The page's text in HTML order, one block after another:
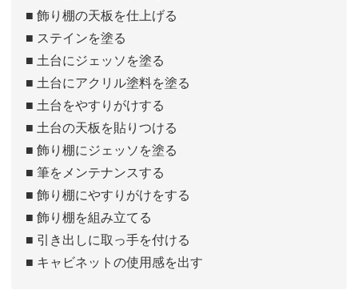
■ 飾り棚の天板を仕上げる
■ ステインを塗る
■ 土台にジェッソを塗る
■ 土台にアクリル塗料を塗る
■ 土台をやすりがけする
■ 土台の天板を貼りつける
■ 飾り棚にジェッソを塗る
■ 筆をメンテナンスする
■ 飾り棚にやすりがけをする
■ 飾り棚を組み立てる
■ 引き出しに取っ手を付ける
■ キャビネットの使用感を出す